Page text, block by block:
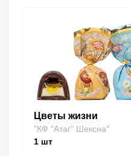
Цветы жизни
"КФ "Атаг" Шексна"
1 шт